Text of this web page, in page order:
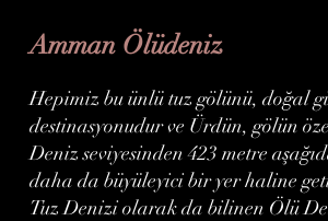
Amman Ölüdeniz
Hepimiz bu ünlü tuz gölünü, doğal
destinasyonudur ve Ürdün, gölün
Deniz seviyesinden 423 metre
daha da büyüleyici bir yer haline
Tuz Denizi olarak da bilinen Ölü